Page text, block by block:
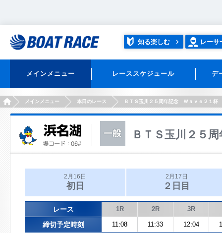
知る楽しむ レーサ
メインメニュー レーススケジュール デ
HOMEメインメニュー 本日のレース ＢＴＳ玉川２５周年記念 Ｗａｖｅ２１杯
ＢＴＳ玉川２５
2月16日
初日
2月17日
２日目
レース 1R 2R 3R
締切予定時刻 11:08 11:33 12:04